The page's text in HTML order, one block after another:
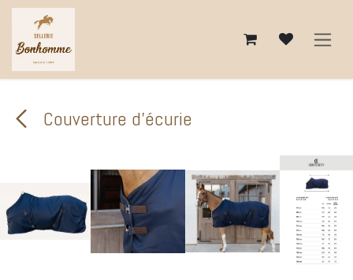
Se rendre au contenu
Couverture d'écurie